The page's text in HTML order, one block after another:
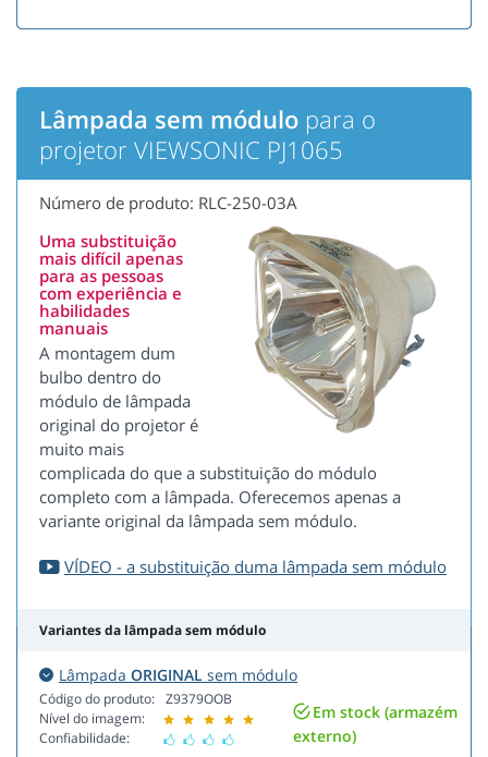
Lâmpada sem módulo para o
projetor VIEWSONIC PJ1065
Número de produto: RLC-250-03A
Uma substituição
mais difícil apenas
para as pessoas
com experiência e
habilidades
manuais
A montagem dum
bulbo dentro do
módulo de lâmpada
original do projetor é
muito mais
complicada do que a substituição do módulo
completo com a lâmpada. Oferecemos apenas a
variante original da lâmpada sem módulo.
VÍDEO - a substituição duma lâmpada sem módulo
Variantes da lâmpada sem módulo
Lâmpada ORIGINAL sem módulo
Código do produto:
Nível do imagem:
Confiabilidade:
Z9379OOB
Em stock (armazém
externo)